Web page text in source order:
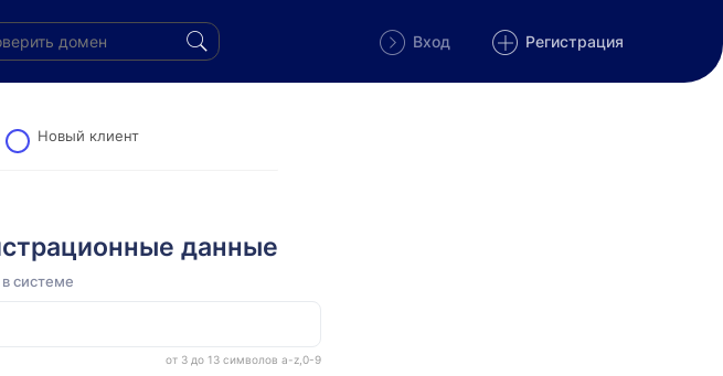
Вход Регистрация
Новый клиент
данные
системе
от 3 до 13 символов a-z,0-9